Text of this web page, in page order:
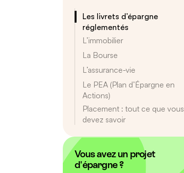
Les livrets d’épargne
réglementés
L’immobilier
La Bourse
L’assurance-vie
Le PEA (Plan d’Épargne en
Actions)
Placement : tout ce que vous
devez savoir
Vous avez un projet
d'épargne ?